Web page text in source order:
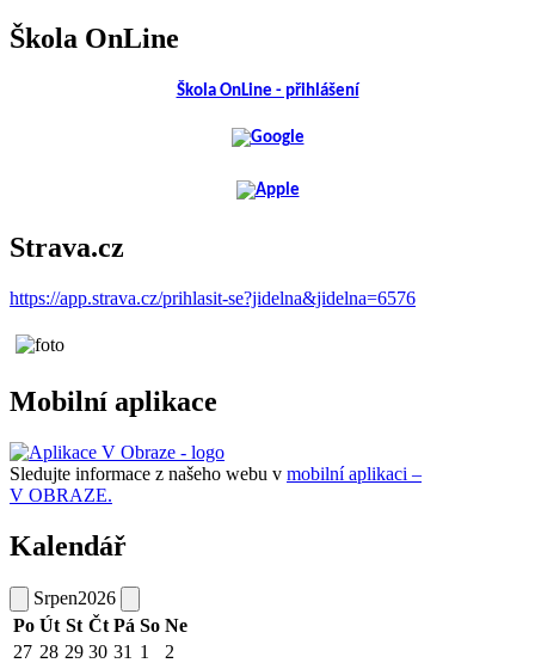
Škola OnLine
Škola OnLine - přihlášení
Strava.cz
https://app.strava.cz/prihlasit-se?jidelna&jidelna=6576
Mobilní aplikace
Sledujte informace z našeho webu v mobilní aplikaci –
V OBRAZE.
Kalendář
Srpen2026
Po Út St Čt Pá So Ne
27 28 29 30 31 1
2